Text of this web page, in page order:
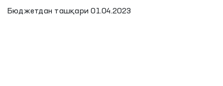
Бюджетдан ташқари 01.04.2023